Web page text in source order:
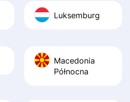
Luksemburg
Macedonia
Północna